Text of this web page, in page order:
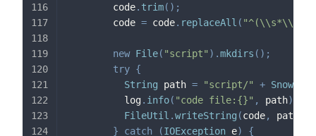
        code
. trim( ) ;
        code
= code. replaceAll ( "^(\\s*\\R)+"
new File( "script" ) .mkdirs ( ) ;
try {
String path = "script/" +
          log
. info( "code file:{}" , path)
FileUtil .writeString (code, path
}
catch (IOException e) {